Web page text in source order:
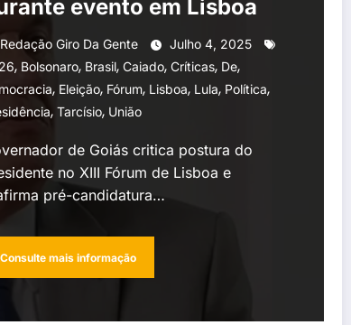
evento em Lisboa
Redação Giro Da Gente
Julho 4, 2025
, Bolsonaro, Brasil, Caiado, Críticas, De,
, Eleição, Fórum, Lisboa, Lula, Política,
, Tarcísio, União
de Goiás critica postura do
no XIII Fórum de Lisboa e
pré-candidatura…
Consulte mais informação